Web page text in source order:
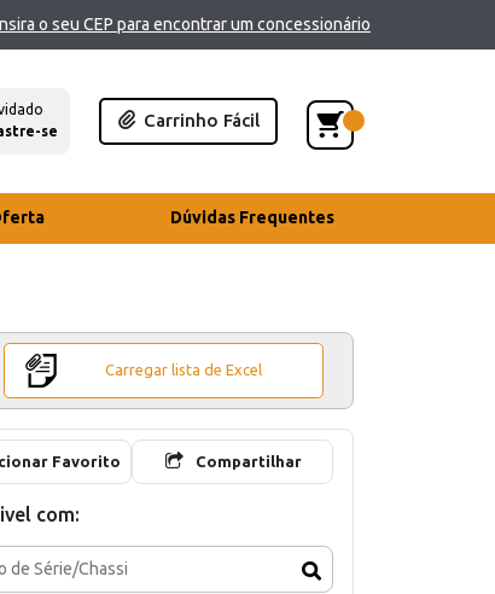
o seu CEP para encontrar um concessionário
se
Carrinho Fácil
Dúvidas Frequentes
Carregar lista de Excel
Favorito Compartilhar
com: